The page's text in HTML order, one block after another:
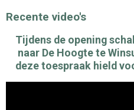
Recente video's
Tijdens de opening
naar De Hoogte te
deze toespraak hield